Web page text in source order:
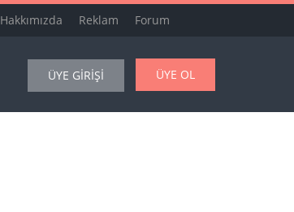
Hakkımızda Reklam Forum
ÜYE GİRİŞİ ÜYE OL